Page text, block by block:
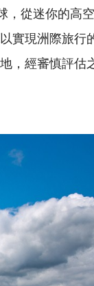
，從迷你的高
實現洲際旅行
，經審慎評估